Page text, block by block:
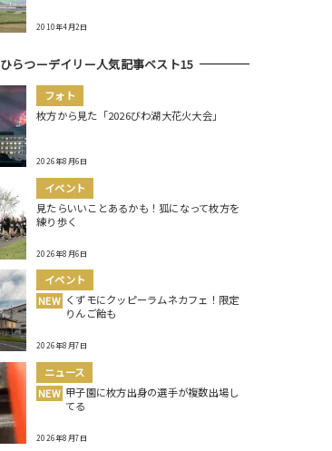
2010年4月2日
ひらつーデイリー人気記事ベスト15
フォト
枚方から見た「2026びわ湖大花火大会」
2026年8月6日
イベント
見たらいいことあるかも！狐になって枚方を
練り歩く
2026年8月6日
イベント
NEW くずモにクッピーラムネカフェ！限定
りんご飴も
2026年8月7日
ニュース
NEW 甲子園に枚方出身の選手が複数出場し
てる
2026年8月7日